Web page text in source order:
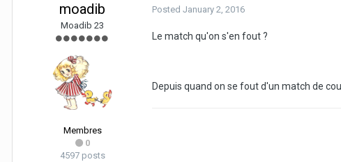
moadib
Moadib 23
Membres
0
4597 posts
Posted January 2, 2016
Le match qu'on s'en fout ?
Depuis quand on se fout d'un match de